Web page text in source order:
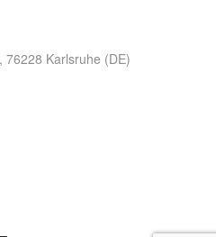
76228 Karlsruhe (DE)